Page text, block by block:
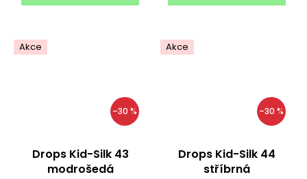
Akce
–30 %
Drops Kid-Silk 43
modrošedá
Akce
–30 %
Drops Kid-Silk 44
stříbrná